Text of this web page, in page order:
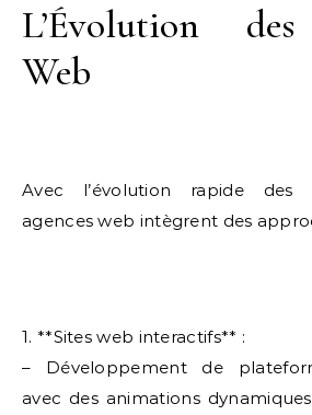
L’Évolution
Web
Avec l’évolution rapide des
agences web intègrent des
1. **Sites web interactifs** :
– Développement de
avec des animations